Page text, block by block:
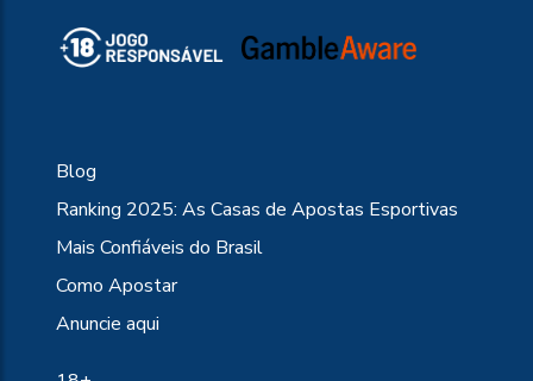
Blog
Ranking 2025: As Casas de Apostas Esportivas
Mais Confiáveis do Brasil
Como Apostar
Anuncie aqui